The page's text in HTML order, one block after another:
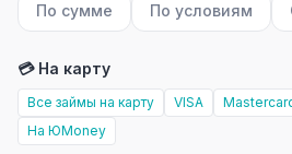
По сумме По условиям
💳 На карту
Все займы на карту VISA
На ЮMoney